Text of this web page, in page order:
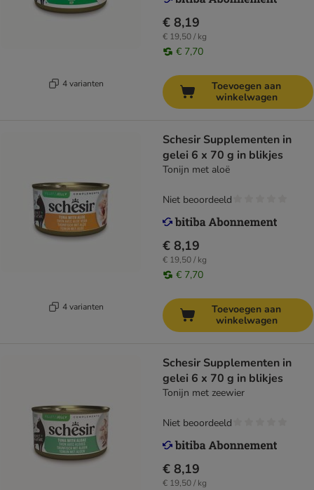
4 varianten
€ 8,19
€ 19,50 / kg
€ 7,70
Toevoegen aan
winkelwagen
4 varianten
Schesir Supplementen in
gelei 6 x 70 g in blikjes
Tonijn met aloë
€ 8,19
€ 19,50 / kg
€ 7,70
Niet beoordeeld
Toevoegen aan
winkelwagen
Schesir Supplementen in
gelei 6 x 70 g in blikjes
Tonijn met zeewier
€ 8,19
€ 19,50 / kg
Niet beoordeeld